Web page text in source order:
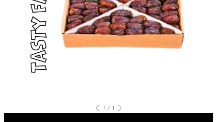
1
/
1